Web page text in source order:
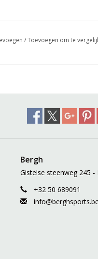
/Toevoegen om te
Bergh
Gistelse steenweg 245 -
+32 50 689091
info@berghsports.be